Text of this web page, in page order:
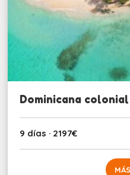
Dominicana
9 días · 2197€